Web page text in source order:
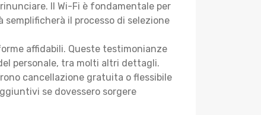
Il Wi-Fi è fondamentale per
il processo di selezione
affidabili. Queste testimonianze
personale, tra molti altri dettagli.
cancellazione gratuita o flessibile
se dovessero sorgere